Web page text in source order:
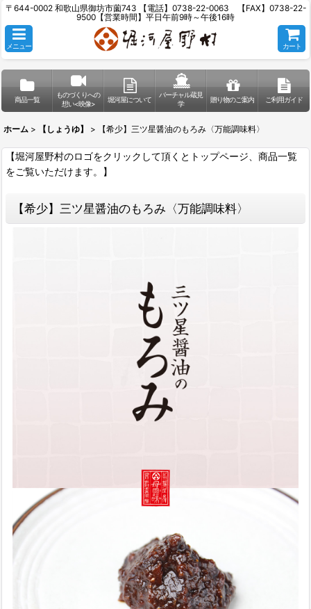
〒644-0002 和歌山県御坊市薗743 【電話】0738-22-0063 【FAX】0738-22-
9500【営業時間】平日午前9時～午後16時
メニュー カート
商品一覧
ものづくりへの
想い<映像>
堀河屋について
バーチャル蔵見
学
贈り物のご案内 ご利用ガイド
ホーム > 【しょうゆ】 > 【希少】三ツ星醤油のもろみ〈万能調味料〉
【堀河屋野村のロゴをクリックして頂くとトップページ、商品一覧
をご覧いただけます。】
【希少】三ツ星醤油のもろみ〈万能調味料〉